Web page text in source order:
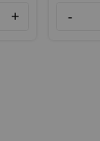
+ -